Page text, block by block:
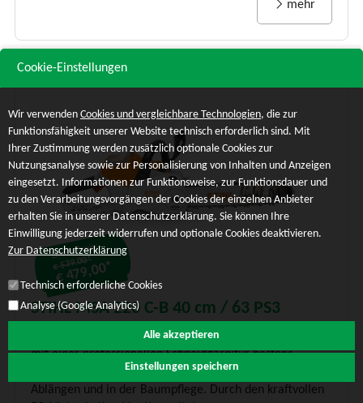
mehr
Unser Preis:
€ 539.00*
€ 479,00*
STIHL MSA 220 C-B 40 cm / 63 PS3
Die leistungsstarke Akku-Motorsäge STIHL MSA 220 ist
mit einer professionellen Schneidgarnitur bestens
geeignet zum Fällen kleinerer Bäume, zum Entasten,
Ablängen und in der Baumpflege. Durch den kraftvollen
Cookie-Einstellungen
Wir verwenden Cookies und vergleichbare Technologien, die zur
Funktionsfähigkeit unserer Website technisch erforderlich sind. Mit
Ihrer Zustimmung werden zusätzlich optionale Cookies zur
Nutzungsanalyse sowie zur Personalisierung von Inhalten und Anzeigen
eingesetzt. Informationen zur Funktionsweise, zur Funktionsdauer und
zu den Verarbeitungsvorgängen der Cookies der einzelnen Anbieter
erhalten Sie in unserer Datenschutzerklärung. Sie können Ihre
Einwilligung jederzeit widerrufen und optionale Cookies deaktivieren.
Zur Datenschutzerklärung
Technisch erforderliche Cookies
Analyse (Google Analytics)
Alle akzeptieren
Einstellungen speichern